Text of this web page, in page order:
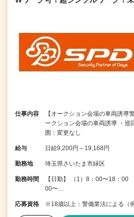
仕事内容
【オークション会場の車両誘
ークション会場の車両誘導 ・
囲：変更なし
給与 日給9,200円～19,168円
勤務地 埼玉県さいたま市緑区
勤務時間
【日勤】 （1）8：00〜18：00
00〜…
応募資格 ※18歳以上：警備業法による（